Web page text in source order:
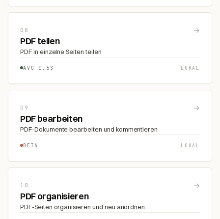
08 →
PDF teilen
PDF in einzelne Seiten teilen
AVG 0.6S LOKAL
09 →
PDF bearbeiten
PDF-Dokumente bearbeiten und kommentieren
BETA LOKAL
10 →
PDF organisieren
PDF-Seiten organisieren und neu anordnen